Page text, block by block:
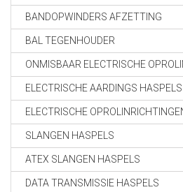
BANDOPWINDERS AFZETTING
BAL TEGENHOUDER
ONMISBAAR ELECTRISCHE
ELECTRISCHE AARDINGS HASPELS
ELECTRISCHE
SLANGEN HASPELS
ATEX SLANGEN HASPELS
DATA TRANSMISSIE HASPELS